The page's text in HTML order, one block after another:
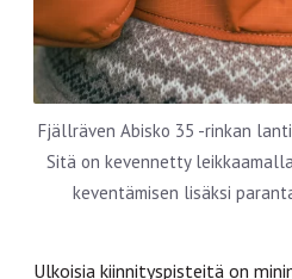
Fjällräven Abisko 35 -rinkan
Sitä on kevennetty
keventämisen lisäksi
Ulkoisia kiinnityspisteitä on